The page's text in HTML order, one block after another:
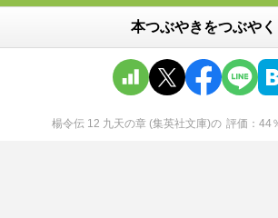
本つぶやきをつぶやく
楊令伝 12 九天の章 (集英社文庫)の 評価 44